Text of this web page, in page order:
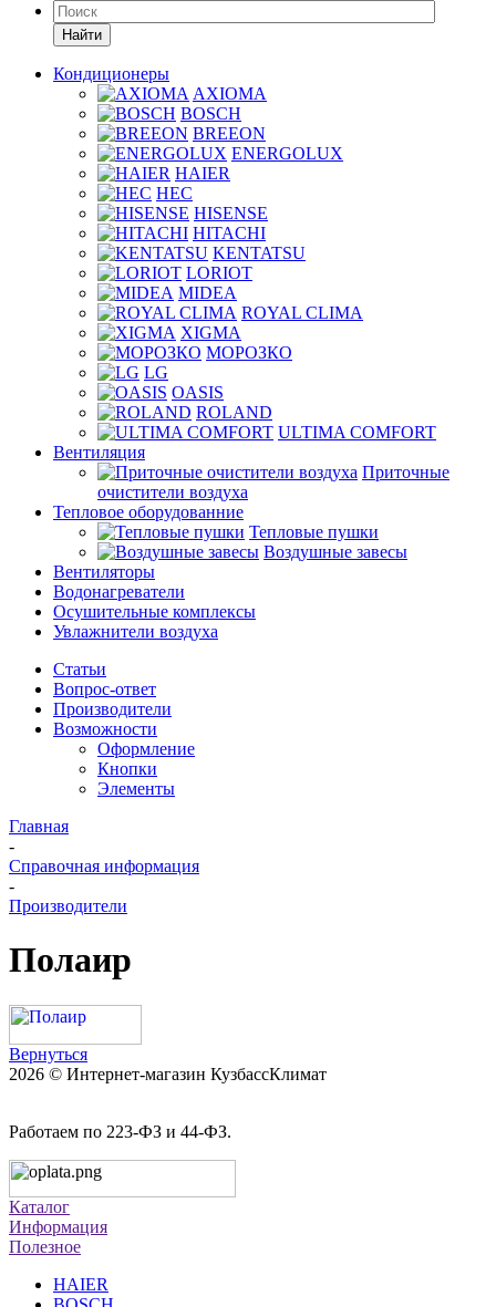
Найти
Кондиционеры
AXIOMA
BOSCH
BREEON
ENERGOLUX
HAIER
HEC
HISENSE
HITACHI
KENTATSU
LORIOT
MIDEA
ROYAL CLIMA
XIGMA
МОРОЗКО
LG
OASIS
ROLAND
ULTIMA COMFORT
Вентиляция
Приточные
очистители воздуха
Тепловое оборудованние
Тепловые пушки
Воздушные завесы
Вентиляторы
Водонагреватели
Осушительные комплексы
Увлажнители воздуха
Статьи
Вопрос-ответ
Производители
Возможности
Оформление
Кнопки
Элементы
Главная
-
Справочная информация
-
Производители
Полаир
Вернуться
2026 © Интернет-магазин КузбассКлимат
Работаем по 223-ФЗ и 44-ФЗ.
Каталог
Информация
Полезное
HAIER